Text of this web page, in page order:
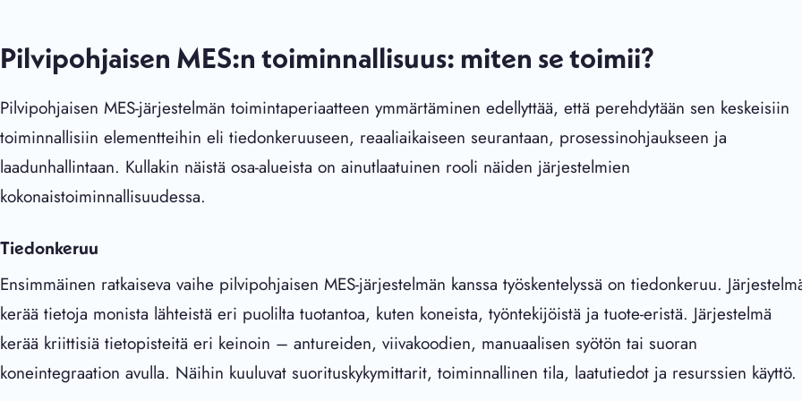
Pilvipohjaisen MES:n toiminnallisuus: miten se toimii?
Pilvipohjaisen MES-järjestelmän toimintaperiaatteen ymmärtäminen edellyttää, että perehdytään sen keskeisiin
toiminnallisiin elementteihin eli tiedonkeruuseen, reaaliaikaiseen seurantaan, prosessinohjaukseen ja
laadunhallintaan. Kullakin näistä osa-alueista on ainutlaatuinen rooli näiden järjestelmien
kokonaistoiminnallisuudessa.
Tiedonkeruu
Ensimmäinen ratkaiseva vaihe pilvipohjaisen MES-järjestelmän kanssa työskentelyssä on tiedonkeruu.
kerää tietoja monista lähteistä eri puolilta tuotantoa, kuten koneista, työntekijöistä ja tuote-eristä. Järjestelmä
kerää kriittisiä tietopisteitä eri keinoin – antureiden, viivakoodien, manuaalisen syötön tai suoran
koneintegraation avulla. Näihin kuuluvat suorituskykymittarit, toiminnallinen tila, laatutiedot ja resurssien käyttö.